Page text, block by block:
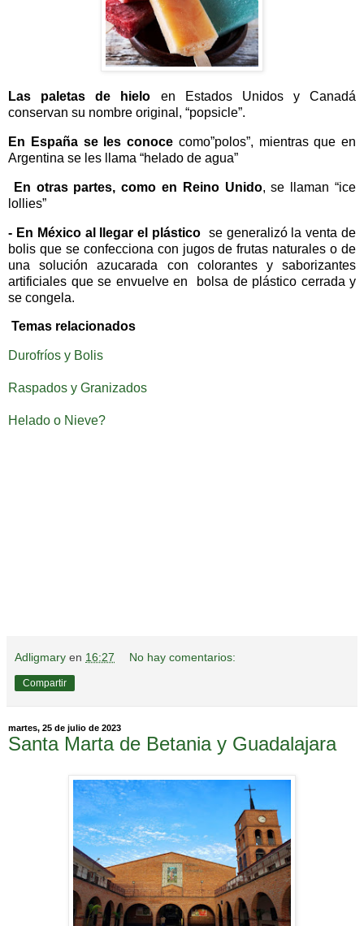
Las paletas de hielo en Estados Unidos y Canadá
conservan su nombre original, “popsicle”.
En España se les conoce como”polos”, mientras que en
Argentina se les llama “helado de agua”
En otras partes, como en Reino Unido, se llaman “ice
lollies”
- En México al llegar el plástico se generalizó la venta de
bolis que se confecciona con jugos de frutas naturales o de
una solución azucarada con colorantes y saborizantes
artificiales que se envuelve en bolsa de plástico cerrada y
se congela.
Temas relacionados
Durofríos y Bolis
Raspados y Granizados
Helado o Nieve?
Adligmary en 16:27 No hay comentarios:
Compartir
martes, 25 de julio de 2023
Santa Marta de Betania y Guadalajara